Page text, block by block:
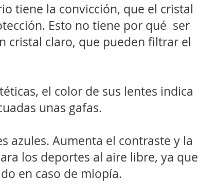
tiene la convicción, que el cristal
Esto no tiene por qué ser
cristal claro, que pueden filtrar el
el color de sus lentes indica
unas gafas.
azules. Aumenta el contraste y la
los deportes al aire libre, ya que
en caso de miopía.